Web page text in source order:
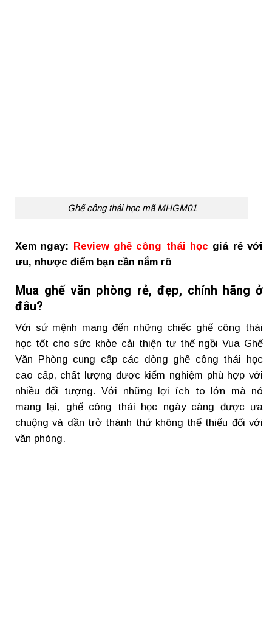
Ghế công thái học mã MHGM01
Xem ngay: Review ghế công thái học giá rẻ với
ưu, nhược điểm bạn cần nắm rõ
Mua ghế văn phòng rẻ, đẹp, chính hãng ở
đâu?
Với sứ mệnh mang đến những chiếc ghế công thái
học tốt cho sức khỏe cải thiện tư thế ngồi Vua Ghế
Văn Phòng cung cấp các dòng ghế công thái học
cao cấp, chất lượng được kiểm nghiệm phù hợp với
nhiều đối tượng. Với những lợi ích to lớn mà nó
mang lại, ghế công thái học ngày càng được ưa
chuộng và dần trở thành thứ không thể thiếu đối với
văn phòng.